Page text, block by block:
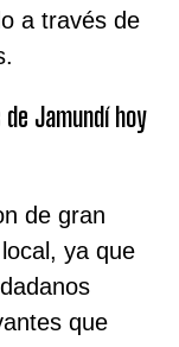
a través de
Jamundí hoy
de gran
ya que
que